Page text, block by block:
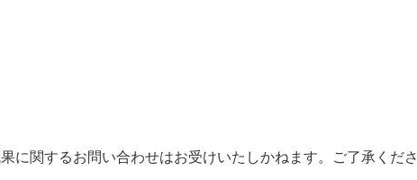
に関するお問い合わせはお受けいたしかねます。ご了承くださ